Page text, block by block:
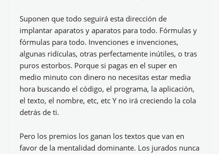
Suponen que todo seguirá esta dirección de
implantar aparatos y aparatos para todo. Fórmulas y
fórmulas para todo. Invenciones e invenciones,
algunas ridículas, otras perfectamente inútiles, o tras
puros estorbos. Porque si pagas en el super en
medio minuto con dinero no necesitas estar media
hora buscando el código, el programa, la aplicación,
el texto, el nombre, etc, etc Y no irá creciendo la cola
detrás de ti.
Pero los premios los ganan los textos que van en
favor de la mentalidad dominante. Los jurados nunca